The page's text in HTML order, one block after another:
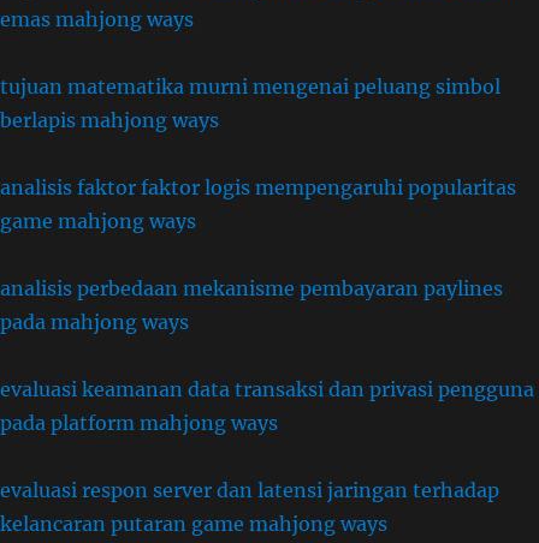
emas mahjong ways
tujuan matematika murni mengenai peluang simbol
berlapis mahjong ways
analisis faktor faktor logis mempengaruhi popularitas
game mahjong ways
analisis perbedaan mekanisme pembayaran paylines
pada mahjong ways
evaluasi keamanan data transaksi dan privasi pengguna
pada platform mahjong ways
evaluasi respon server dan latensi jaringan terhadap
kelancaran putaran game mahjong ways